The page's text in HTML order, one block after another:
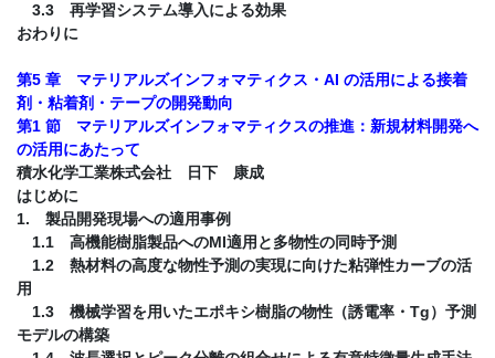
3.3 再学習システム導入による効果
おわりに
第5 章 マテリアルズインフォマティクス・AI の活用による接着
剤・粘着剤・テープの開発動向
第1 節 マテリアルズインフォマティクスの推進：新規材料開発へ
の活用にあたって
積水化学工業株式会社 日下 康成
はじめに
1. 製品開発現場への適用事例
1.1 高機能樹脂製品へのMI適用と多物性の同時予測
1.2 熱材料の高度な物性予測の実現に向けた粘弾性カーブの活
用
1.3 機械学習を用いたエポキシ樹脂の物性（誘電率・Tg）予測
モデルの構築